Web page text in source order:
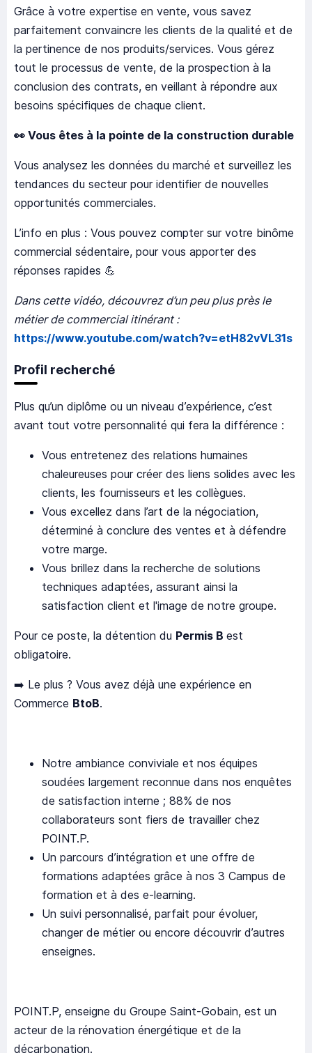
Grâce à votre expertise en vente, vous savez
parfaitement convaincre les clients de la qualité et de
la pertinence de nos produits/services. Vous gérez
tout le processus de vente, de la prospection à la
conclusion des contrats, en veillant à répondre aux
besoins spécifiques de chaque client.
👀 Vous êtes à la pointe de la construction durable
Vous analysez les données du marché et surveillez les
tendances du secteur pour identifier de nouvelles
opportunités commerciales.
L’info en plus : Vous pouvez compter sur votre binôme
commercial sédentaire, pour vous apporter des
réponses rapides 💪
Dans cette vidéo, découvrez d’un peu plus près le
métier de commercial itinérant :
https://www.youtube.com/watch?v=etH82vVL31s
Profil recherché
Plus qu’un diplôme ou un niveau d’expérience, c’est
avant tout votre personnalité qui fera la différence :
Vous entretenez des relations humaines
chaleureuses pour créer des liens solides avec les
clients, les fournisseurs et les collègues.
Vous excellez dans l’art de la négociation,
déterminé à conclure des ventes et à défendre
votre marge.
Vous brillez dans la recherche de solutions
techniques adaptées, assurant ainsi la
satisfaction client et l'image de notre groupe.
Pour ce poste, la détention du Permis B est
obligatoire.
➡️ Le plus ? Vous avez déjà une expérience en
Commerce BtoB.
Notre ambiance conviviale et nos équipes
soudées largement reconnue dans nos enquêtes
de satisfaction interne ; 88% de nos
collaborateurs sont fiers de travailler chez
POINT.P.
Un parcours d’intégration et une offre de
formations adaptées grâce à nos 3 Campus de
formation et à des e-learning.
Un suivi personnalisé, parfait pour évoluer,
changer de métier ou encore découvrir d’autres
enseignes.
POINT.P, enseigne du Groupe Saint-Gobain, est un
acteur de la rénovation énergétique et de la
décarbonation.